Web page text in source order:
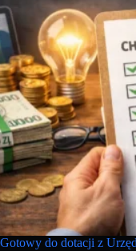
Gotowy do dotacji z